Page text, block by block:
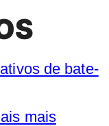
de bate-
mais